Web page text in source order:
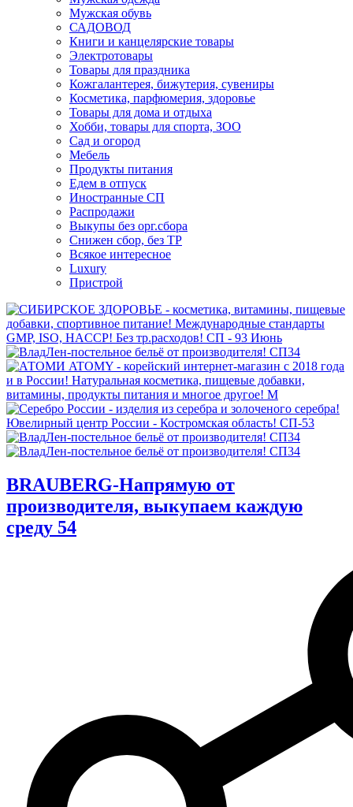
Мужская обувь
САДОВОД
Книги и канцелярские товары
Электротовары
Товары для праздника
Кожгалантерея, бижутерия, сувениры
Косметика, парфюмерия, здоровье
Товары для дома и отдыха
Хобби, товары для спорта, ЗОО
Сад и огород
Мебель
Продукты питания
Едем в отпуск
Иностранные СП
Распродажи
Выкупы без орг.сбора
Снижен сбор, без ТР
Всякое интересное
Luxury
Пристрой
BRAUBERG-Напрямую от
производителя, выкупаем каждую
среду 54